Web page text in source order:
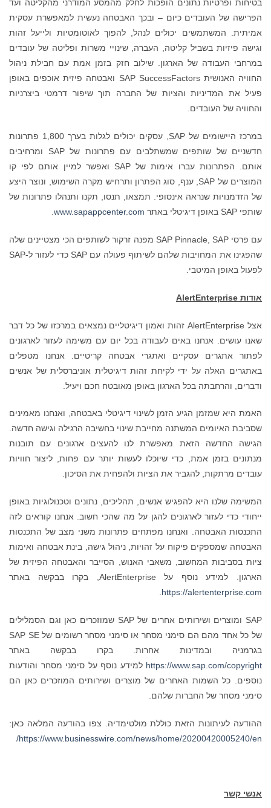
בטיחות ופרטיות נתונים הופכות לחלק מהמסע המודרני מהקליטה ועד
הפרישה של העובדים כיום – ובכך האבטחה נעשית למאפשרת עסקית
אמיתית. המשתמשים יכולים לנהל, להפוך לאוטומטיות ולייעל זהות
וגישה פיזיות בשביל קליטה, העברה, שינויי משרות ופליטה של עובדים
במרחבי העבודה של הארגון. שילוב חזק בזמן אמת עם חבילת ניהול
החוויה האנושית SAP SuccessFactors ואבטחה פיזית אוכפים באופן
פעיל את המדיניות והציות של החברה תוך שיפור דרמטי ביצרניות
והחוויה של העובדים.
במרכז היישומים של SAP, עסקים יכולים לגלות בערך 1,800 פתרונות
חדשניים של שותפים שמשתלבים עם פתרונות של SAP ומרחיבים
אותם. הפתרונות עברו אימות של SAP ואפשר למיין אותם לפי קו
המוצרים של SAP, ענף, סוג הפתרון ותרחיש מקרה השימוש, ונוצר היצע
של הזדמנויות שנראה אינסופי. תמצאו, תנסו, תקנו ותנהלו פתרונות של
שותפי SAP באופן דיגיטלי באתר
www.sapappcenter.com
.
עם פרסי SAP Pinnacle, SAP מפנה זרקור לשותפים הכי מצטיינים שלה
שהפגינו את המחויבות שלהם לשיתוף פעולה עם SAP כדי לעזור ל-SAP
לפעול באופן המיטבי.
אודות AlertEnterprise
אצל AlertEnterprise זהות ואמון דיגיטליים נמצאים במרכזו של כל דבר
שאנו עושים. אנחנו באים לעבודה בכל יום עם משימה לעזור לארגונים
לפתור אתגרים עסקיים ואתגרי אבטחה קריטיים. אנחנו מטפלים
באתגרים האלה על ידי לקיחת זהות דיגיטלית אוניברסלית של אנשים
ודברים, והרחבתה בכל הארגון באופן מאובטח חכם ויעיל.
האמת היא שמזמן הגיע הזמן לשינוי דיגיטלי באבטחה, ואנחנו מאמינים
שסביבת האיומים המשתנה מחייבת שינוי בחשיבה הרגילה וגישה חדשה.
הגישה החדשה הזאת מאפשרת לנו להעצים ארגונים עם תובנות
מנתונים בזמן אמת, כדי שיוכלו לעשות יותר עם פחות, ליצור חוויות
עובדים מרתקות, להגביר את הציות ולהפחית את הסיכון.
המשימה שלנו היא להפגיש אנשים, תהליכים, נתונים וטכנולוגיות באופן
ייחודי כדי לעזור לארגונים להגן על מה שהכי חשוב. אנחנו קוראים לזה
התכנסות האבטחה. ואנחנו מפתחים פתרונות משני מצב של התכנסות
האבטחה שמספקים פיקוח על זהויות, ניהול גישה, בינת אבטחה ואימות
ציות בסביבות המחשוב, משאבי האנוש, הסייבר והאבטחה הפיזית של
הארגון. למידע נוסף על AlertEnterprise, בקרו בבקשה באתר
https://alertenterprise.com
.
SAP ומוצרים ושירותים אחרים של SAP שמוזכרים כאן וגם הסמלילים
של כל אחד מהם הם סימני מסחר או סימני מסחר רשומים של SAP SE
בגרמניה ובמדינות אחרות. בקרו בבקשה באתר
https://www.sap.com/copyright למידע נוסף על סימני מסחר והודעות
נוספים. כל השמות האחרים של מוצרים ושירותים המוזכרים כאן הם
סימני מסחר של החברות שלהם.
ההודעה לעיתונות הזאת כוללת מולטימדיה. צפו בהודעה המלאה כאן:
https://www.businesswire.com/news/home/20200420005240/en/
אנשי קשר